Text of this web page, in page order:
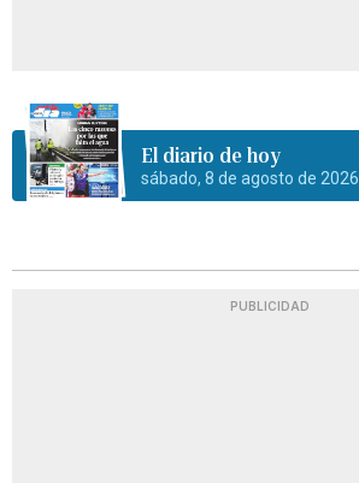
El diario de hoy
sábado, 8 de agosto de 2026
PUBLICIDAD